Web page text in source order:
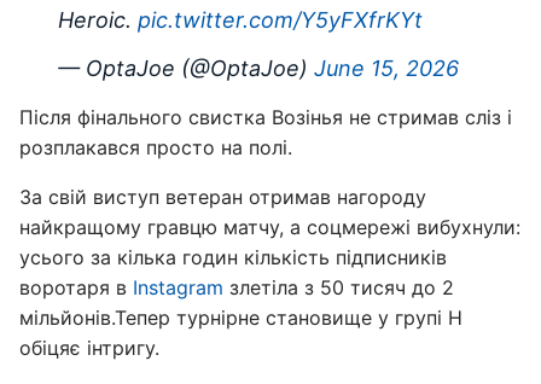
Heroic. pic.twitter.com/Y5yFXfrKYt
— OptaJoe (@OptaJoe) June 15, 2026
Після фінального свистка Возінья не стримав сліз і
розплакався просто на полі.
За свій виступ ветеран отримав нагороду
найкращому гравцю матчу, а соцмережі вибухнули:
усього за кілька годин кількість підписників
воротаря в Instagram злетіла з 50 тисяч до 2
мільйонів.Тепер турнірне становище у групі H
обіцяє інтригу.